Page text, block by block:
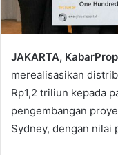
JAKARTA,
merealisasikan
Rp1,2 triliun kepada
pengembangan
Sydney, dengan nilai